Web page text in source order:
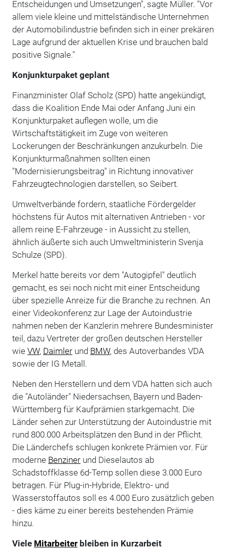
Entscheidungen und Umsetzungen", sagte Müller. "Vor
allem viele kleine und mittelständische Unternehmen
der Automobilindustrie befinden sich in einer prekären
Lage aufgrund der aktuellen Krise und brauchen bald
positive Signale."
Konjunkturpaket geplant
Finanzminister Olaf Scholz (SPD) hatte angekündigt,
dass die Koalition Ende Mai oder Anfang Juni ein
Konjunkturpaket auflegen wolle, um die
Wirtschaftstätigkeit im Zuge von weiteren
Lockerungen der Beschränkungen anzukurbeln. Die
Konjunkturmaßnahmen sollten einen
"Modernisierungsbeitrag" in Richtung innovativer
Fahrzeugtechnologien darstellen, so Seibert.
Umweltverbände fordern, staatliche Fördergelder
höchstens für Autos mit alternativen Antrieben - vor
allem reine E-Fahrzeuge - in Aussicht zu stellen,
ähnlich äußerte sich auch Umweltministerin Svenja
Schulze (SPD).
Merkel hatte bereits vor dem "Autogipfel" deutlich
gemacht, es sei noch nicht mit einer Entscheidung
über spezielle Anreize für die Branche zu rechnen. An
einer Videokonferenz zur Lage der Autoindustrie
nahmen neben der Kanzlerin mehrere Bundesminister
teil, dazu Vertreter der großen deutschen Hersteller
wie VW, Daimlerund BMW, des Autoverbandes VDA
sowie der IG Metall.
Neben den Herstellern und dem VDA hatten sich auch
die "Autoländer" Niedersachsen, Bayern und Baden-
Württemberg für Kaufprämien starkgemacht. Die
Länder sehen zur Unterstützung der Autoindustrie mit
rund 800.000 Arbeitsplätzen den Bund in der Pflicht.
Die Länderchefs schlugen konkrete Prämien vor. Für
moderne Benzinerund Dieselautos ab
Schadstoffklasse 6d-Temp sollen diese 3.000 Euro
betragen. Für Plug-in-Hybride, Elektro- und
Wasserstoffautos soll es 4.000 Euro zusätzlich geben
- dies käme zu einer bereits bestehenden Prämie
hinzu.
Viele Mitarbeiterbleiben in Kurzarbeit